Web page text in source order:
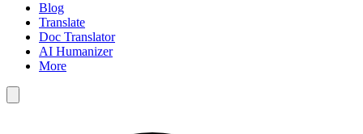
Blog
Translate
Doc Translator
AI Humanizer
More